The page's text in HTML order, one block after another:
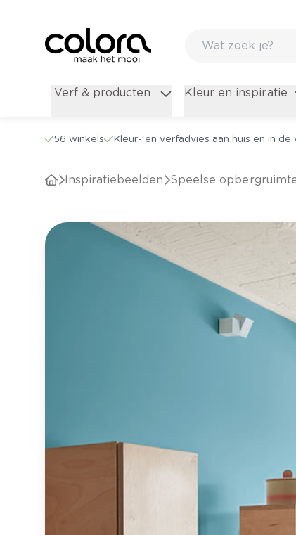
Verf & producten Kleur en inspiratie
56 winkels Kleur- en verfadvies aan huis en in de
Inspiratiebeelden Speelse